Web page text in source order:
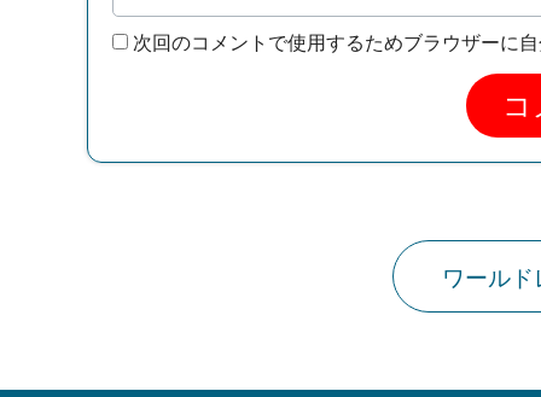
次回のコメントで使用するためブラウザーに
ワール